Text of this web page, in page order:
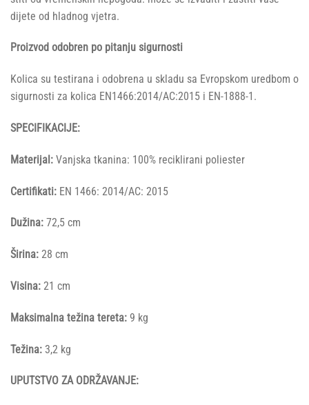
dijete od hladnog vjetra.
Proizvod odobren po pitanju sigurnosti
Kolica su testirana i odobrena u skladu sa Evropskom uredbom o
sigurnosti za kolica EN1466:2014/AC:2015 i EN-1888-1.
SPECIFIKACIJE:
Materijal: Vanjska tkanina: 100% reciklirani poliester
Certifikati: EN 1466: 2014/AC: 2015
Dužina: 72,5 cm
Širina: 28 cm
Visina: 21 cm
Maksimalna težina tereta: 9 kg
Težina: 3,2 kg
UPUTSTVO ZA ODRŽAVANJE: